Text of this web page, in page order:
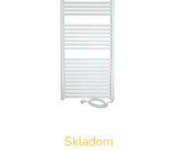
Skladom